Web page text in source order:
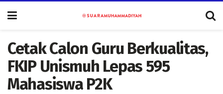
Cetak Calon Guru Berkualitas,
FKIP Unismuh Lepas 595
Mahasiswa P2K